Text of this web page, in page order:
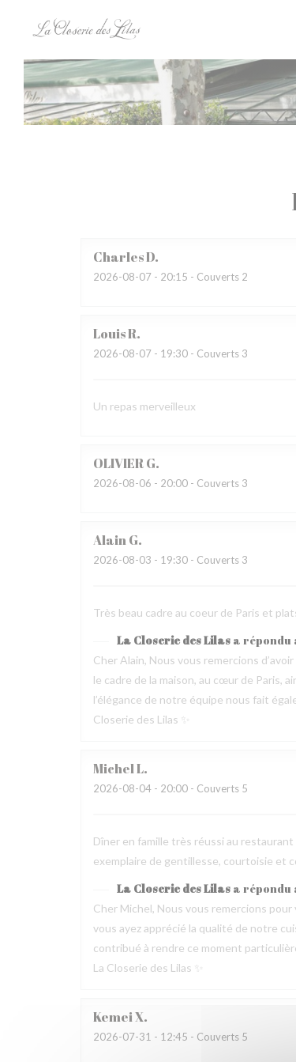
CharlesD
2026-08-07 - 20:15 - Couverts 2
LouisR
2026-08-07 - 19:30 - Couverts 3
Un repas merveilleux
OLIVIERG
2026-08-06 - 20:00 - Couverts 3
AlainG
2026-08-03 - 19:30 - Couverts 3
Très beau cadre au coeur de Paris et
La Closerie des Lilas a répondu
Cher Alain, Nous vous remercions
le cadre de la maison, au cœur de Paris,
l’élégance de notre équipe nous fait
Closerie des Lilas ✨
MichelL
2026-08-04 - 20:00 - Couverts 5
Dîner en famille très réussi au
exemplaire de gentillesse, courtoisie et
La Closerie des Lilas a répondu
Cher Michel, Nous vous remercions
vous ayez apprécié la qualité de notre
contribué à rendre ce moment
La Closerie des Lilas ✨
KemeiX
2026-07-31 - 12:45 - Couverts 5